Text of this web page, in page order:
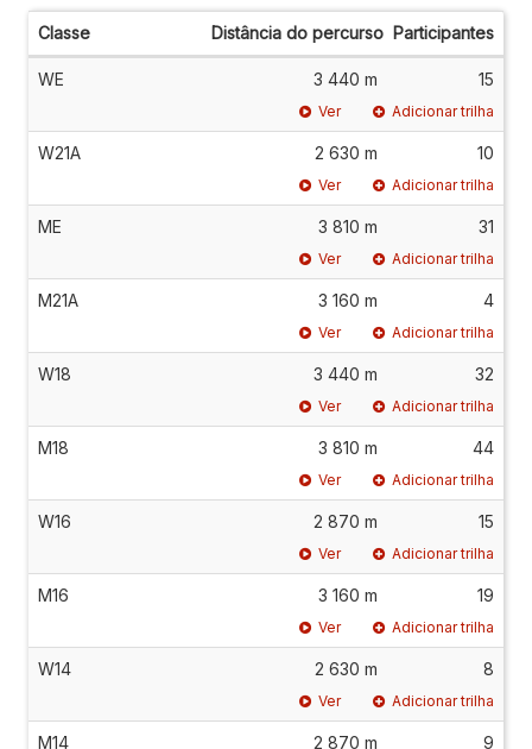
Classe Distância do percurso Participantes
WE 3 440 m 15
Ver Adicionar trilha
W21A 2 630 m 10
Ver Adicionar trilha
ME 3 810 m 31
Ver Adicionar trilha
M21A 3 160 m 4
Ver Adicionar trilha
W18 3 440 m 32
Ver Adicionar trilha
M18 3 810 m 44
Ver Adicionar trilha
W16 2 870 m 15
Ver Adicionar trilha
M16 3 160 m 19
Ver Adicionar trilha
W14 2 630 m 8
Ver Adicionar trilha
M14 2 870 m 9